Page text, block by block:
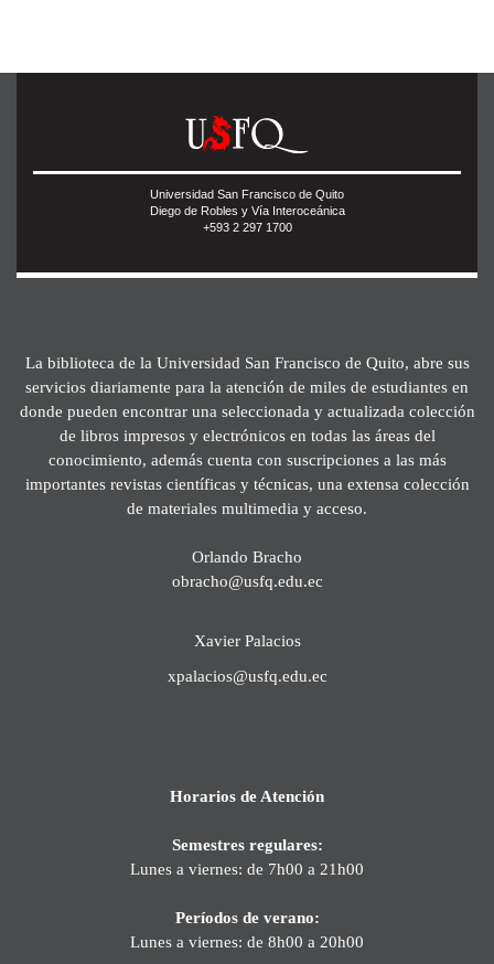
Universidad San Francisco de Quito
Diego de Robles y Vía Interoceánica
+593 2 297 1700
La biblioteca de la Universidad San Francisco de Quito, abre sus
servicios diariamente para la atención de miles de estudiantes en
donde pueden encontrar una seleccionada y actualizada colección
de libros impresos y electrónicos en todas las áreas del
conocimiento, además cuenta con suscripciones a las más
importantes revistas científicas y técnicas, una extensa colección
de materiales multimedia y acceso.
Orlando Bracho
obracho@usfq.edu.ec
Xavier Palacios
xpalacios@usfq.edu.ec
Horarios de Atención
Semestres regulares:
Lunes a viernes: de 7h00 a 21h00
Períodos de verano:
Lunes a viernes: de 8h00 a 20h00